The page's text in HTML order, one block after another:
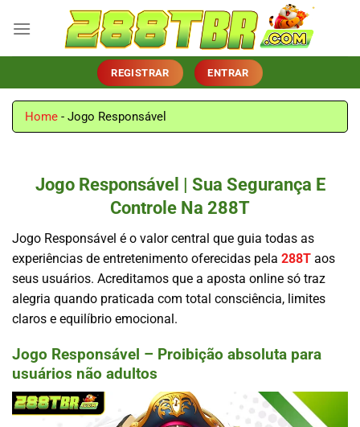
REGISTRAR ENTRAR
Home - Jogo Responsável
Jogo Responsável | Sua Segurança E
Controle Na 288T
Jogo Responsável é o valor central que guia todas as
experiências de entretenimento oferecidas pela 288T aos
seus usuários. Acreditamos que a aposta online só traz
alegria quando praticada com total consciência, limites
claros e equilíbrio emocional.
Jogo Responsável – Proibição absoluta para
usuários não adultos